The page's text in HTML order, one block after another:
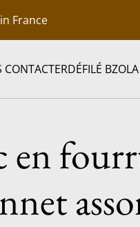
France
CONTACTERDÉFILÉ BZOLA
en